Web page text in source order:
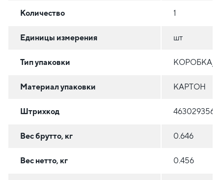
Количество 1
Единицы измерения шт
Тип упаковки КОРОБКА/
Материал упаковки КАРТОН
Штрихкод
Вес брутто, кг 0.646
Вес нетто, кг 0.456